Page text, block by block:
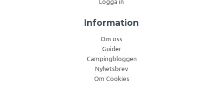
Information
Om oss
Guider
Campingbloggen
Nyhetsbrev
Om Cookies